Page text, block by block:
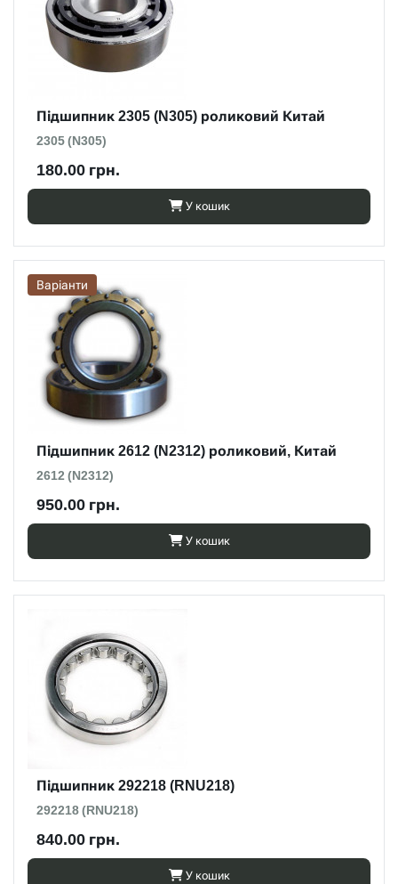
Підшипник 2305 (N305) роликовий Китай
2305 (N305)
180.00 грн.
У кошик
Варіанти
Підшипник 2612 (N2312) роликовий, Китай
2612 (N2312)
950.00 грн.
У кошик
Підшипник 292218 (RNU218)
292218 (RNU218)
840.00 грн.
У кошик